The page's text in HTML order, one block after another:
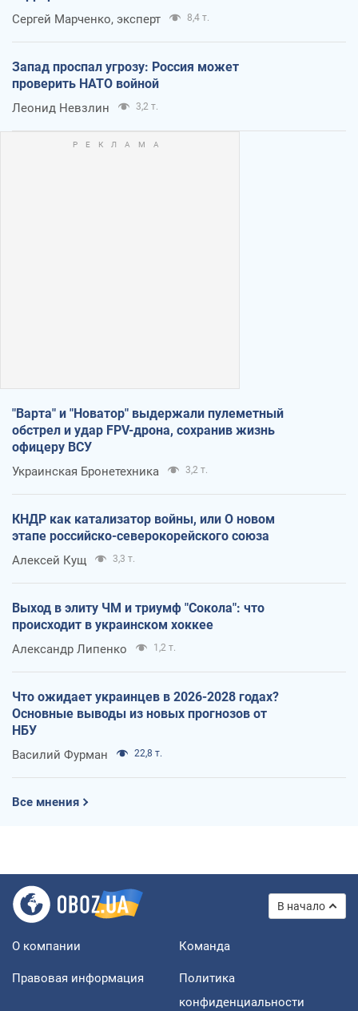
Сергей Марченко, эксперт 8,4 т.
Запад проспал угрозу: Россия может
проверить НАТО войной
Леонид Невзлин 3,2 т.
"Варта" и "Новатор" выдержали пулеметный
обстрел и удар FPV-дрона, сохранив жизнь
офицеру ВСУ
Украинская Бронетехника 3,2 т.
КНДР как катализатор войны, или О новом
этапе российско-северокорейского союза
Алексей Кущ 3,3 т.
Выход в элиту ЧМ и триумф "Сокола": что
происходит в украинском хоккее
Александр Липенко 1,2 т.
Что ожидает украинцев в 2026-2028 годах?
Основные выводы из новых прогнозов от
НБУ
Василий Фурман 22,8 т.
Все мнения
В начало
О компании Команда
Правовая информация
Политика
конфиденциальности